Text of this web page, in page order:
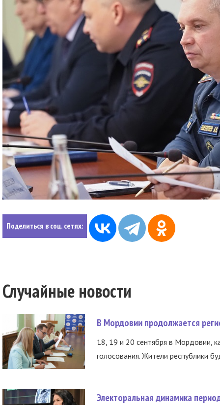
Поделиться в соц. сетях:
Случайные новости
В Мордовии продолжается
18, 19 и 20 сентября в Мордовии,
голосования. Жители республики
Электоральная динамика